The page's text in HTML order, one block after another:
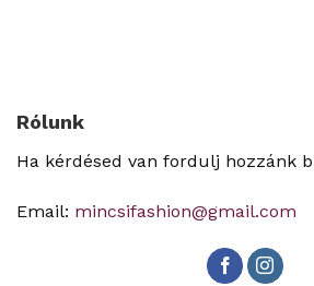
Rólunk
Ha kérdésed van fordulj hozzánk
Email: mincsifashion@gmail.com